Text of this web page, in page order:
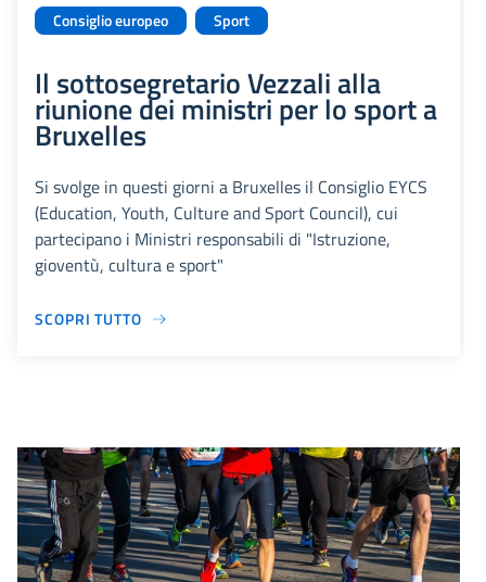
Consiglio europeo
Sport
Il sottosegretario Vezzali alla
riunione dei ministri per lo sport a
Bruxelles
Si svolge in questi giorni a Bruxelles il Consiglio EYCS
(Education, Youth, Culture and Sport Council), cui
partecipano i Ministri responsabili di "Istruzione,
gioventù, cultura e sport"
SCOPRI TUTTO